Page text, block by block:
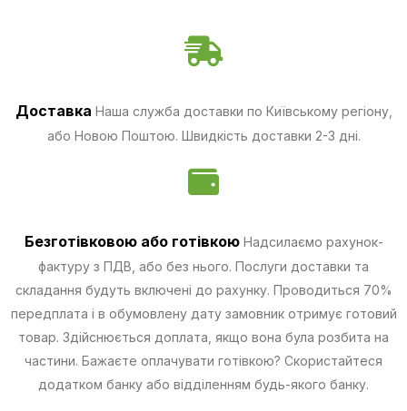
Доставка Наша служба доставки по Київському регіону,
або Новою Поштою. Швидкість доставки 2-3 дні.
Безготівковою або готівкою Надсилаємо рахунок-
фактуру з ПДВ, або без нього. Послуги доставки та
складання будуть включені до рахунку. Проводиться 70%
передплата і в обумовлену дату замовник отримує готовий
товар. Здійснюється доплата, якщо вона була розбита на
частини. Бажаєте оплачувати готівкою? Скористайтеся
додатком банку або відділенням будь-якого банку.